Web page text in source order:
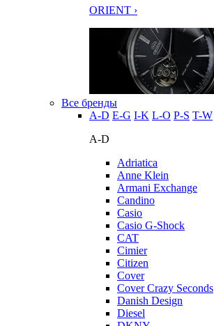
ORIENT ›
Все бренды
A-D E-G I-K L-O P-S T-W
A-D
Adriatica
Anne Klein
Armani Exchange
Candino
Casio
Casio G-Shock
CAT
Cimier
Citizen
Cover
Cover Crazy Seconds
Danish Design
Diesel